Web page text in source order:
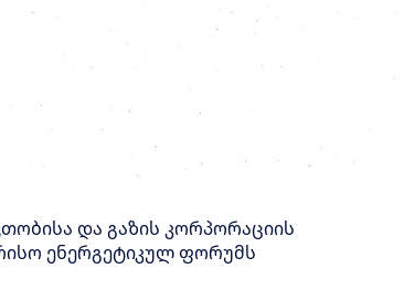
და გაზის კორპორაციის
ენერგეტიკულ ფორუმს